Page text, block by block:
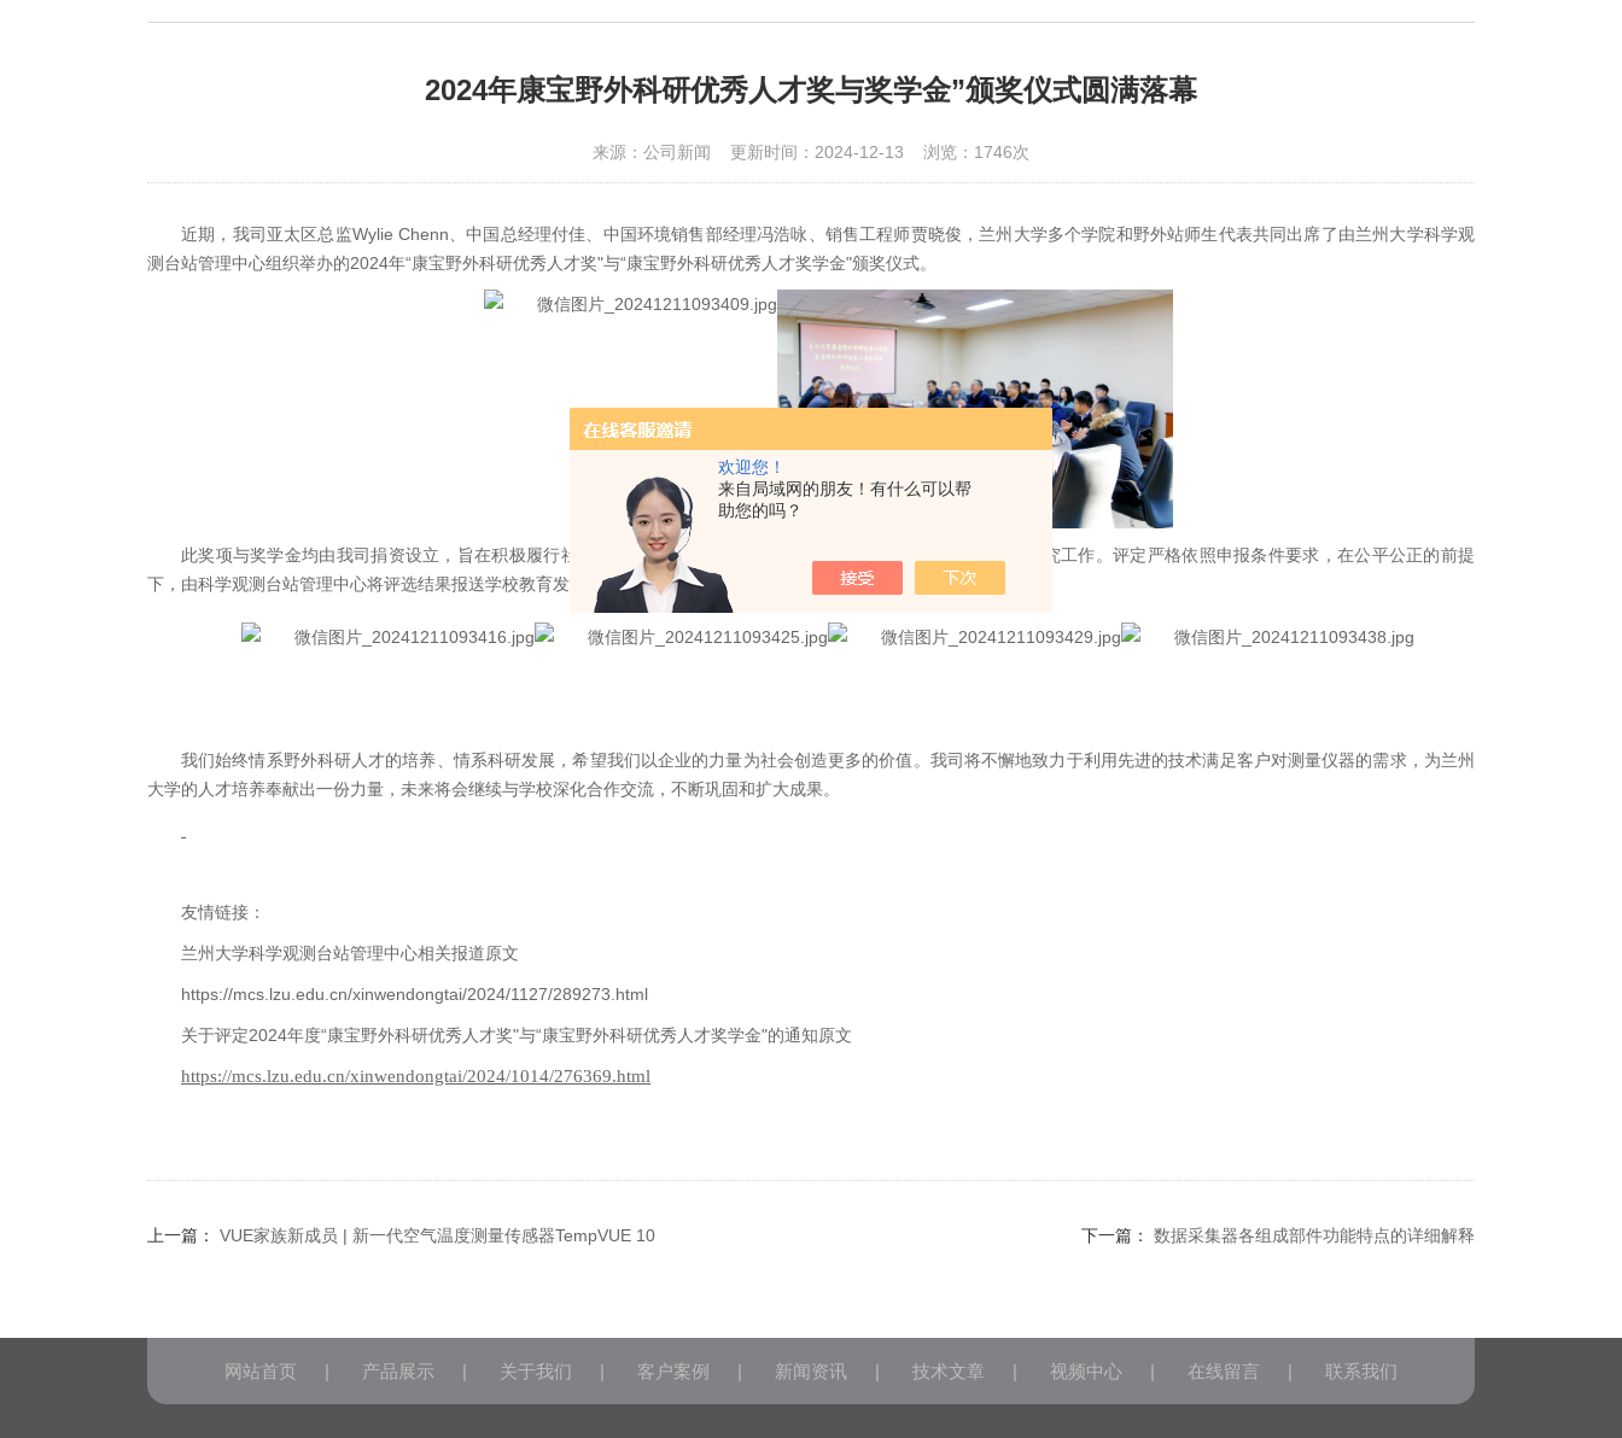
欢迎您！
来自局域网的朋友！有什么可以帮
助您的吗？
2024年康宝野外科研优秀人才奖与奖学金”颁奖仪式圆满落幕
来源：公司新闻 更新时间：2024-12-13 浏览：1746次
近期，我司亚太区总监Wylie Chenn 、中国总经理付佳、中国环境销售部经理冯浩咏、销售工程师贾晓俊，兰州大学多个学院和野外站师生代表共同出席了由兰州大学科学观
测台站管理中心组织举办的2024年“康宝野外科研优秀人才奖"与“康宝野外科研优秀人才奖学金"颁奖仪式。
此奖项与奖学金均由我司捐资设立，旨在积极履行社会责任，促进野外站学风建设，激励师生潜心野外科学观测研究工作。评定严格依照申报条件要求，在公平公正的前提
下，由科学观测台站管理中心将评选结果报送学校教育发展基金会，最终，共计
年度的奖项奖金和奖学金。
我们始终情系野外科研人才的培养、情系科研发展，希望我们以企业的力量为社会创造更多的价值。我司将不懈地致力于利用先进的技术满足客户对测量仪器的需求，为兰州
大学的人才培养奉献出一份力量，未来将会继续与学校深化合作交流，不断巩固和扩大成果。
友情链接：
兰州大学科学观测台站管理中心相关报道原文
https://mcs.lzu.edu.cn/xinwendongtai/2024/1127/289273.html
关于评定2024年度“康宝野外科研优秀人才奖"与“康宝野外科研优秀人才奖学金"的通知原文
https://mcs.lzu.edu.cn/xinwendongtai/2024/1014/276369.html
上一篇： VUE家族新成员 | 新一代空气温度测量传感器TempVUE 10 下一篇： 数据采集器各组成部件功能特点的详细解释
网站首页 | 产品展示 | 关于我们 | 客户案例 | 新闻资讯 | 技术文章 | 视频中心 | 在线留言 | 联系我们